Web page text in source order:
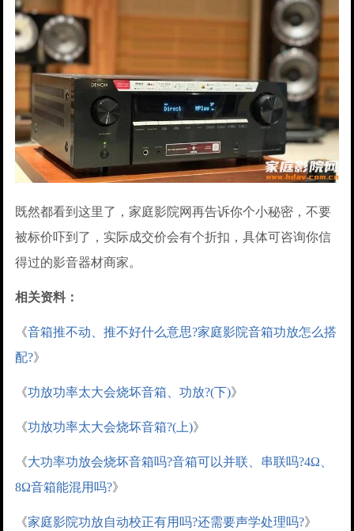
既然都看到这里了，家庭影院网再告诉你个小秘密，不要
被标价吓到了，实际成交价会有个折扣，具体可咨询你信
得过的影音器材商家。
相关资料：
《音箱推不动、推不好什么意思?家庭影院音箱功放怎么搭
配?》
《功放功率太大会烧坏音箱、功放?(下)》
《功放功率太大会烧坏音箱?(上)》
《大功率功放会烧坏音箱吗?音箱可以并联、串联吗?4Ω、
8Ω音箱能混用吗?》
《家庭影院功放自动校正有用吗?还需要声学处理吗?》